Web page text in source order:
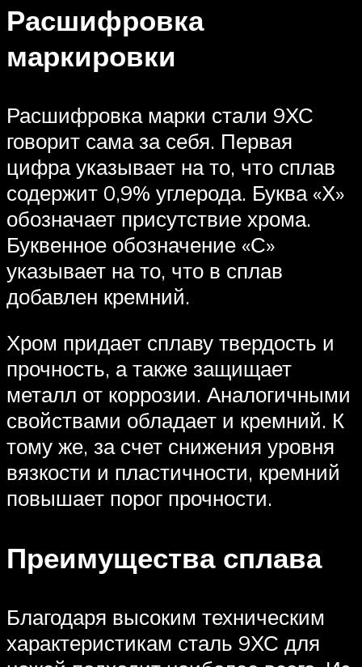
Расшифровка
маркировки
Расшифровка марки стали 9ХС
говорит сама за себя. Первая
цифра указывает на то, что сплав
содержит 0,9% углерода. Буква «Х»
обозначает присутствие хрома.
Буквенное обозначение «С»
указывает на то, что в сплав
добавлен кремний.
Хром придает сплаву твердость и
прочность, а также защищает
металл от коррозии. Аналогичными
свойствами обладает и кремний. К
тому же, за счет снижения уровня
вязкости и пластичности, кремний
повышает порог прочности.
Преимущества сплава
Благодаря высоким техническим
характеристикам сталь 9ХС для